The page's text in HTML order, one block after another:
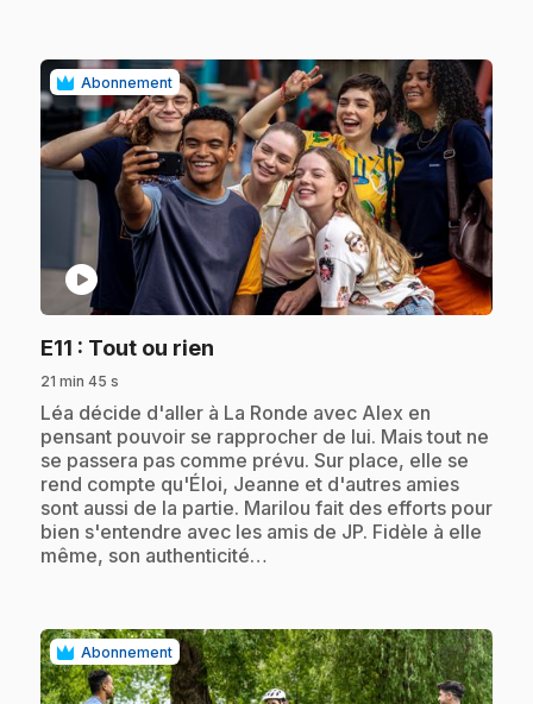
Abonnement
play_circle
E11 : Tout ou rien
21 min 45 s
.Léa décide d'aller à La Ronde avec Alex en
pensant pouvoir se rapprocher de lui. Mais tout ne
se passera pas comme prévu. Sur place, elle se
rend compte qu'Éloi, Jeanne et d'autres amies
sont aussi de la partie. Marilou fait des efforts pour
bien s'entendre avec les amis de JP. Fidèle à elle
même, son authenticité…
Abonnement